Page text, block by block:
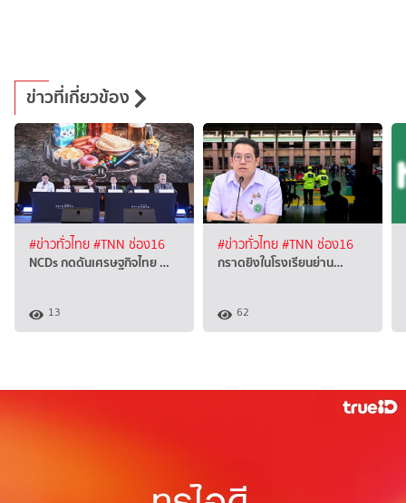
ข่าวที่เกี่ยวข้อง
#ข่าวทั่วไทย#TNN ช่อง16
NCDs กดดันเศรษฐกิจไทย …
13
#ข่าวทั่วไทย#TNN ช่อง16
กราดยิงในโรงเรียนย่าน…
62